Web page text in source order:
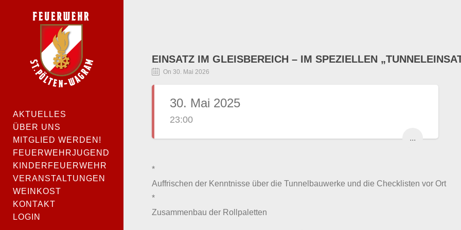
AKTUELLES
ÜBER UNS
MITGLIED WERDEN!
FEUERWEHRJUGEND
KINDERFEUERWEHR
VERANSTALTUNGEN
WEINKOST
KONTAKT
LOGIN
EINSATZ IM GLEISBEREICH – IM SPEZIELLEN
On 30. Mai 2026
30. Mai 2025
23:00
...
*
Auffrischen der Kenntnisse über die Tunnelbauwerke und die Checklisten vor Ort
*
Zusammenbau der Rollpaletten